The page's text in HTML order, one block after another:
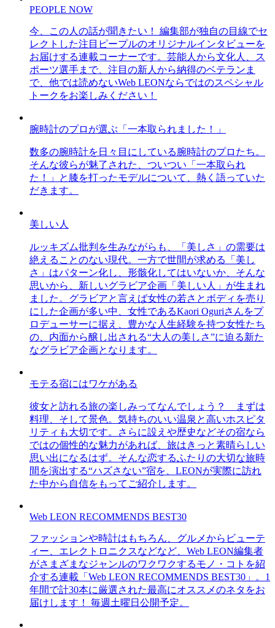
PEOPLE NOW
今、この人の話が聞きたい！ 編集部が独自の目線でセ
レクトした注目ピープルのオリジナルインタビューを
お届けする連載コーナーです。芸能人から文化人、ス
ポーツ選手まで、注目の新人から納得のベテランま
で、他では読めないWeb LEONならではのスペシャル
トークをお楽しみください！
腕時計のプロが選ぶ「一本取られました！」
数多の腕時計を日々目にしている腕時計のプロたち。
そんな彼らが魅了された、ついつい「一本取られ
た！」と膝を打ったモデルについて、熱く語っていた
だきます。
美しい人
ルッキズム批判を生みながらも、「美しさ」の需要は
絶えることのない現代。一方で世間が求める「美し
さ」はパターン化し、形骸化してはいないか、そんな
思いから、新しいグラビア企画「美しい人」が生まれ
ました。グラビアと言えば女性の若さとボディを売り
にした企画が多い中、女性であるKaori Oguriさんをプ
ロデューサーに据え、豊かな人生経験を持つ女性たち
の、内面から醸し出される“大人の美しさ”に迫る新た
なグラビア企画となります。
モテる宿にはワケがある
彼女と訪れる旅の楽しみってなんでしょう？ まずは
料理、そして景色。気持ちのいい温泉と高いホスピタ
リティも大切です。さらに設えや歴史などその宿なら
ではの個性的な魅力があれば、旅はきっと素晴らしい
思い出になるはず。そんな恋するふたりの大切な旅時
間を演出する“ハズさない”宿を、LEONが実際に訪れ
た中から自信をもってご紹介します。
Web LEON RECOMMENDS BEST30
ファッションや時計はもちろん、グルメからビューテ
ィー、エレクトロニクスなどなど、Web LEON編集者
がさまざまなジャンルのワクワクするモノ・コトを紹
介する連載「Web LEON RECOMMENDS BEST30」。1
年間で計30本に厳選された最高にオススメのネタをお
届けします！ 毎週土曜日公開予定。